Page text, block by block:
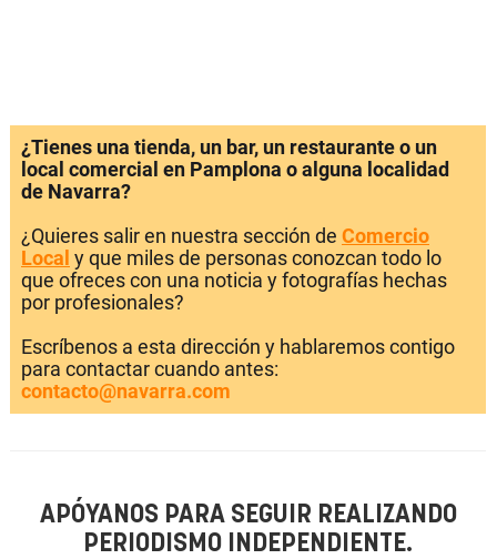
¿Tienes una tienda, un bar, un restaurante o un
local comercial en Pamplona o alguna localidad
de Navarra?
¿Quieres salir en nuestra sección de Comercio
Local y que miles de personas conozcan todo lo
que ofreces con una noticia y fotografías hechas
por profesionales?
Escríbenos a esta dirección y hablaremos contigo
para contactar cuando antes:
contacto@navarra.com
APÓYANOS PARA SEGUIR REALIZANDO
PERIODISMO INDEPENDIENTE.